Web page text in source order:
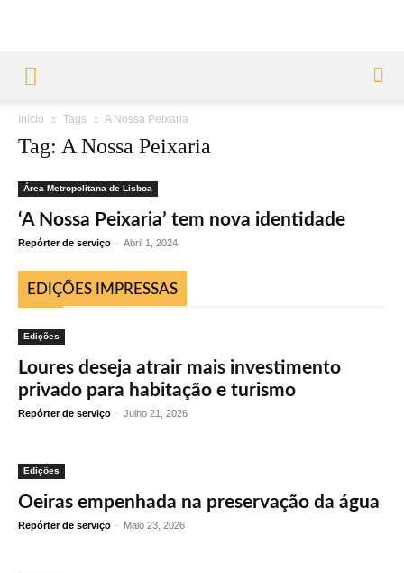
Início Tags A Nossa Peixaria
Tag: A Nossa Peixaria
Área Metropolitana de Lisboa
‘A Nossa Peixaria’ tem nova identidade
Repórter de serviço - Abril 1, 2024
EDIÇÕES IMPRESSAS
Edições
Loures deseja atrair mais investimento
privado para habitação e turismo
Repórter de serviço - Julho 21, 2026
Edições
Oeiras empenhada na preservação da água
Repórter de serviço - Maio 23, 2026